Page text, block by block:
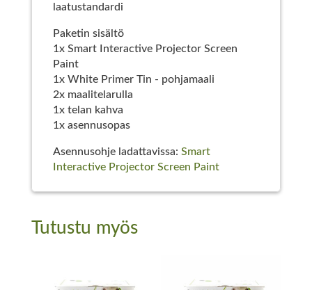
laatustandardi
Paketin sisältö
1x Smart Interactive Projector Screen
Paint
1x White Primer Tin - pohjamaali
2x maalitelarulla
1x telan kahva
1x asennusopas
Asennusohje ladattavissa: Smart
Interactive Projector Screen Paint
Tutustu myös